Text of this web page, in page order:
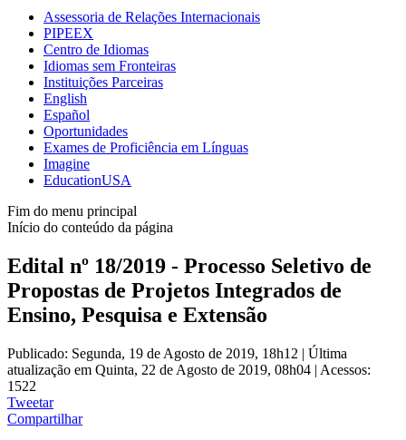
Assessoria de Relações Internacionais
PIPEEX
Centro de Idiomas
Idiomas sem Fronteiras
Instituições Parceiras
English
Español
Oportunidades
Exames de Proficiência em Línguas
Imagine
EducationUSA
Fim do menu principal
Início do conteúdo da página
Edital nº 18/2019 - Processo Seletivo de
Propostas de Projetos Integrados de
Ensino, Pesquisa e Extensão
Publicado: Segunda, 19 de Agosto de 2019, 18h12 | Última
atualização em Quinta, 22 de Agosto de 2019, 08h04 | Acessos:
1522
Tweetar
Compartilhar